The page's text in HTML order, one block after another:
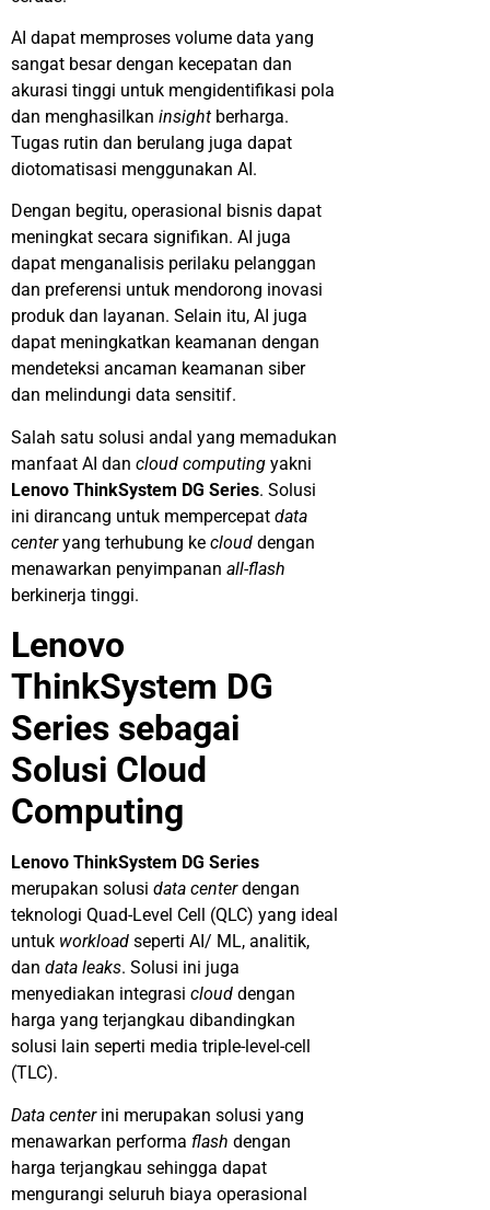
AI dapat memproses volume data yang
sangat besar dengan kecepatan dan
akurasi tinggi untuk mengidentifikasi pola
dan menghasilkan insight berharga.
Tugas rutin dan berulang juga dapat
diotomatisasi menggunakan AI.
Dengan begitu, operasional bisnis dapat
meningkat secara signifikan. AI juga
dapat menganalisis perilaku pelanggan
dan preferensi untuk mendorong inovasi
produk dan layanan. Selain itu, AI juga
dapat meningkatkan keamanan dengan
mendeteksi ancaman keamanan siber
dan melindungi data sensitif.
Salah satu solusi andal yang memadukan
manfaat AI dan cloud computing yakni
Lenovo ThinkSystem DG Series. Solusi
ini dirancang untuk mempercepat data
centeryang terhubung ke cloud dengan
menawarkan penyimpanan all-flash
berkinerja tinggi.
Lenovo
ThinkSystem DG
Series sebagai
Solusi Cloud
Computing
Lenovo ThinkSystem DG Series
merupakan solusi data centerdengan
teknologi Quad-Level Cell (QLC) yang ideal
untuk workload seperti AI/ ML, analitik,
dan data leaks. Solusi ini juga
menyediakan integrasi cloud dengan
harga yang terjangkau dibandingkan
solusi lain seperti media triple-level-cell
(TLC).
Data center ini merupakan solusi yang
menawarkan performa flash dengan
harga terjangkau sehingga dapat
mengurangi seluruh biaya operasional